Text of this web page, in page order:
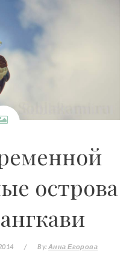
острова
/ By: Анна Егорова